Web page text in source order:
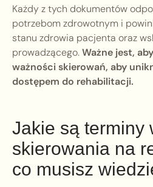
Każdy z tych dokumentów
potrzebom zdrowotnym i
stanu zdrowia pacjenta oraz
prowadzącego.Ważne jest,
ważności skierowań, aby
dostępem do rehabilitacji.
Jakie są terminy
skierowania na
co musisz